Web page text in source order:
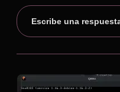
Escribe una